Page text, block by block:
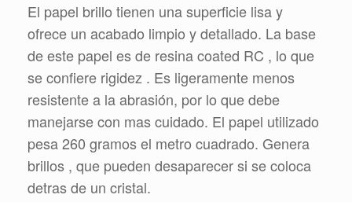
El papel brillo tienen una superficie lisa y
ofrece un acabado limpio y detallado. La base
de este papel es de resina coated RC , lo que
se confiere rigidez . Es ligeramente menos
resistente a la abrasión, por lo que debe
manejarse con mas cuidado. El papel utilizado
pesa 260 gramos el metro cuadrado. Genera
brillos , que pueden desaparecer si se coloca
detras de un cristal.